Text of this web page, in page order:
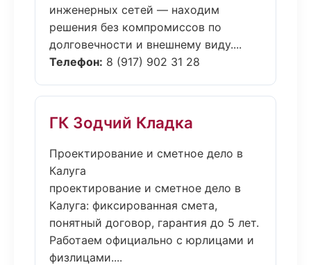
инженерных сетей — находим
решения без компромиссов по
долговечности и внешнему виду....
Телефон: 8 (917) 902 31 28
ГК Зодчий Кладка
Проектирование и сметное дело в
Калуга
проектирование и сметное дело в
Калуга: фиксированная смета,
понятный договор, гарантия до 5 лет.
Работаем официально с юрлицами и
физлицами....